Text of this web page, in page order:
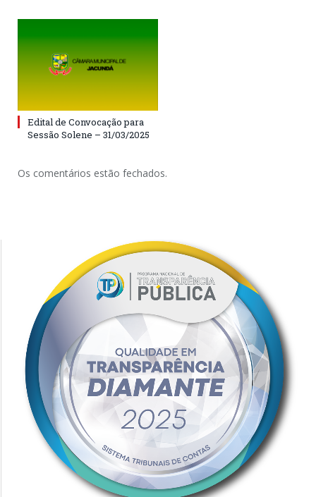
Edital de Convocação para
Sessão Solene – 31/03/2025
Os comentários estão fechados.